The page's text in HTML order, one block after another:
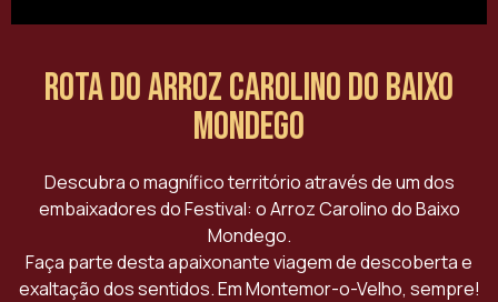
Rota do Arroz Carolino do Baixo
Mondego
Descubra o magnífico território através de um dos
embaixadores do Festival: o Arroz Carolino do Baixo
Mondego.
Faça parte desta apaixonante viagem de descoberta e
exaltação dos sentidos. Em Montemor-o-Velho, sempre!